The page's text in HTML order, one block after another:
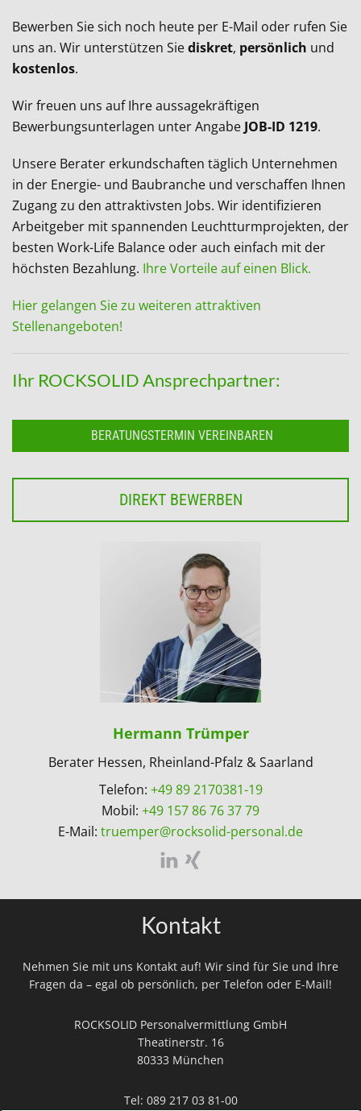
Bewerben Sie sich noch heute per E-Mail oder rufen Sie
uns an. Wir unterstützen Siediskret, persönlich und
kostenlos.
Wir freuen uns auf Ihre aussagekräftigen
Bewerbungsunterlagen unter Angabe JOB-ID 1219.
Unsere Berater erkundschaften täglich Unternehmen
in der Energie- und Baubranche und verschaffen Ihnen
Zugang zu den attraktivsten Jobs. Wir identifizieren
Arbeitgeber mit spannenden Leuchtturmprojekten, der
besten Work-Life Balance oder auch einfach mit der
höchsten Bezahlung. Ihre Vorteile auf einen Blick.
Hier gelangen Sie zu weiteren attraktiven
Stellenangeboten!
Ihr ROCKSOLID Ansprechpartner:
BERATUNGSTERMIN VEREINBAREN
DIREKT BEWERBEN
Hermann Trümper
Berater Hessen, Rheinland-Pfalz & Saarland
Telefon: +49 89 2170381-19
Mobil: +49 157 86 76 37 79
E-Mail: truemper@rocksolid-personal.de
Kontakt
Nehmen Sie mit uns Kontakt auf! Wir sind für Sie und Ihre
Fragen da – egal ob persönlich, per Telefon oder E-Mail!
ROCKSOLID Personalvermittlung GmbH
Theatinerstr. 16
80333 München
Tel: 089 217 03 81-00